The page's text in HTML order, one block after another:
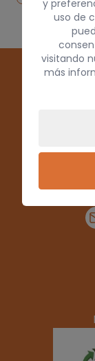
y
uso de
visitando
más